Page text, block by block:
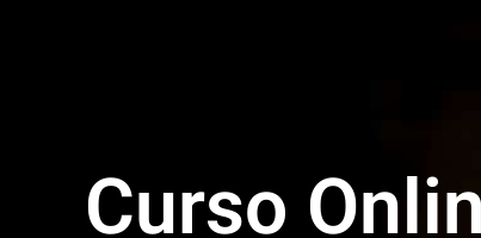
Curso